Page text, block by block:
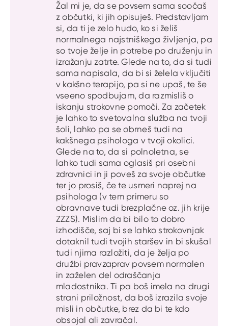
Žal mi je, da se povsem sama soočaš
z občutki, ki jih opisuješ. Predstavljam
si, da ti je zelo hudo, ko si želiš
normalnega najstniškega življenja, pa
so tvoje želje in potrebe po druženju in
izražanju zatrte. Glede na to, da si tudi
sama napisala, da bi si želela vključiti
v kakšno terapijo, pa si ne upaš, te še
vseeno spodbujam, da razmisliš o
iskanju strokovne pomoči. Za začetek
je lahko to svetovalna služba na tvoji
šoli, lahko pa se obrneš tudi na
kakšnega psihologa v tvoji okolici.
Glede na to, da si polnoletna, se
lahko tudi sama oglasiš pri osebni
zdravnici in ji poveš za svoje občutke
ter jo prosiš, če te usmeri naprej na
psihologa (v tem primeru so
obravnave tudi brezplačne oz. jih krije
ZZZS). Mislim da bi bilo to dobro
izhodišče, saj bi se lahko strokovnjak
dotaknil tudi tvojih staršev in bi skušal
tudi njima razložiti, da je želja po
družbi pravzaprav povsem normalen
in zaželen del odraščanja
mladostnika. Ti pa boš imela na drugi
strani priložnost, da boš izrazila svoje
misli in občutke, brez da bi te kdo
obsojal ali zavračal.